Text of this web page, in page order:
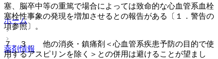
塞、脳卒中等の重篤で場合によっては致命的な心血管系血栓
塞栓性事象の発現を増加させるとの報告がある〔１．警告の
項参照〕。
７．３． 他の消炎・鎮痛剤＜心血管系疾患予防の目的で使
用するアスピリンを除く＞との併用は避けることが望まし
ホーム
薬剤情報